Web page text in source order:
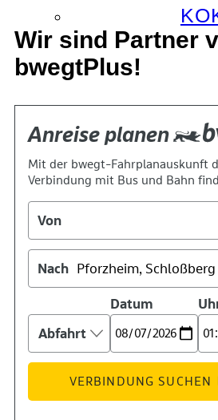
Das
Wir sind Partner
bwegtPlus!